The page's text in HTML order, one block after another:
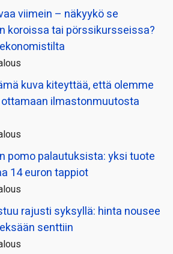
viimein – näkyykö se
koroissa tai pörssi­kursseissa?
kuva kiteyttää, että olemme
ilmaston­muutosta
pomo palautuksista: yksi tuote
14 euron tappiot
rajusti syksyllä: hinta nousee
senttiin